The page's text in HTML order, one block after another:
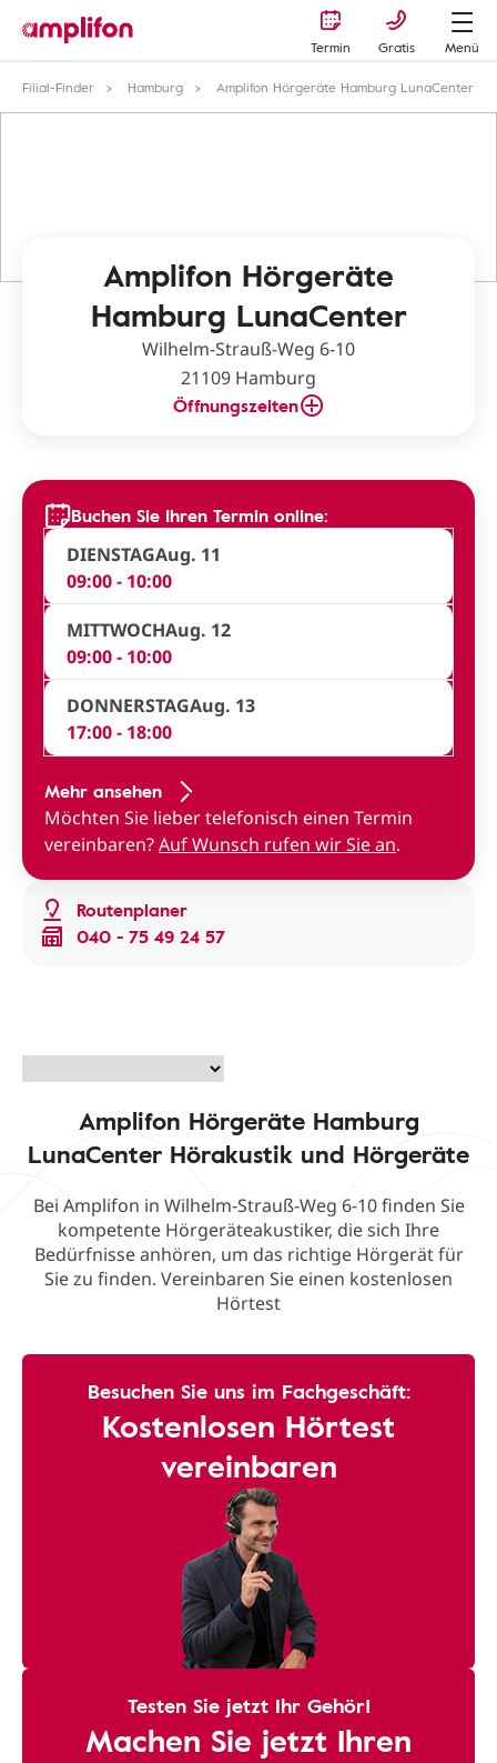
Termin Gratis
Menü
Filial-Finder
Hamburg Amplifon Hörgeräte Hamburg LunaCenter
Amplifon Hörgeräte
Hamburg LunaCenter
Wilhelm-Strauß-Weg 6-10
21109 Hamburg
Öffnungszeiten
Routenplaner
040 - 75 49 24 57
Buchen Sie Ihren Termin online:
DIENSTAGAug. 11
09:00 - 10:00
MITTWOCHAug. 12
09:00 - 10:00
DONNERSTAGAug. 13
17:00 - 18:00
Mehr ansehen
Möchten Sie lieber telefonisch einen Termin
vereinbaren?Auf Wunsch rufen wir Sie an.
Amplifon Hörgeräte Hamburg
LunaCenter Hörakustik und Hörgeräte
Bei Amplifon in Wilhelm-Strauß-Weg 6-10 finden Sie
kompetente Hörgeräteakustiker, die sich Ihre
Bedürfnisse anhören, um das richtige Hörgerät für
Sie zu finden. Vereinbaren Sie einen kostenlosen
Hörtest
Besuchen Sie uns im Fachgeschäft:
Kostenlosen Hörtest
vereinbaren
Testen Sie jetzt Ihr Gehör!
Machen Sie jetzt Ihren